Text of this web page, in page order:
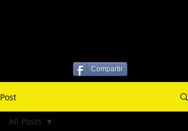
Compartir
Post
All Posts